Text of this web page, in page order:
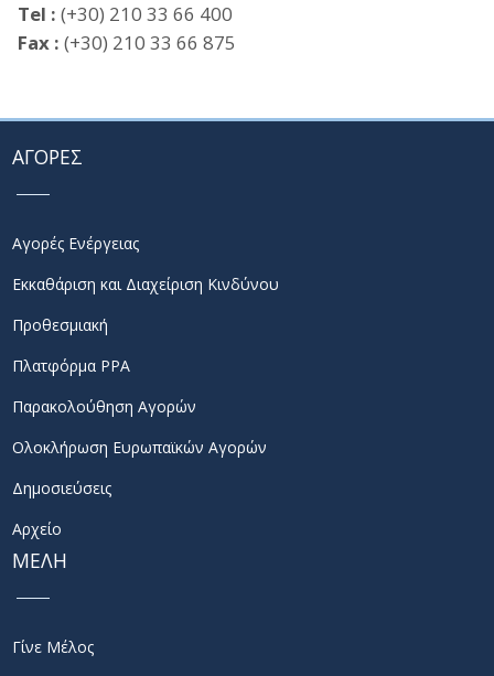
Tel : (+30) 210 33 66 400
Fax : (+30) 210 33 66 875
ΑΓΟΡΕΣ
Αγορές Ενέργειας
Εκκαθάριση και Διαχείριση Κινδύνου
Προθεσμιακή
Πλατφόρμα PPA
Παρακολούθηση Αγορών
Ολοκλήρωση Ευρωπαϊκών Αγορών
Δημοσιεύσεις
Αρχείο
ΜΕΛΗ
Γίνε Μέλος